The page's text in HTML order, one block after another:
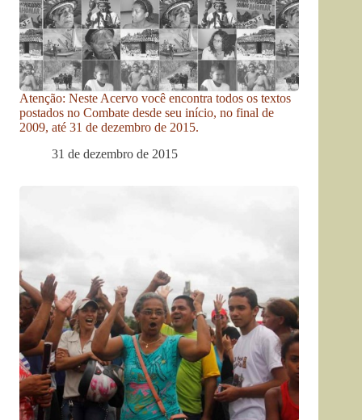
Atenção: Neste Acervo você encontra todos os textos
postados no Combate desde seu início, no final de
2009, até 31 de dezembro de 2015.
31 de dezembro de 2015